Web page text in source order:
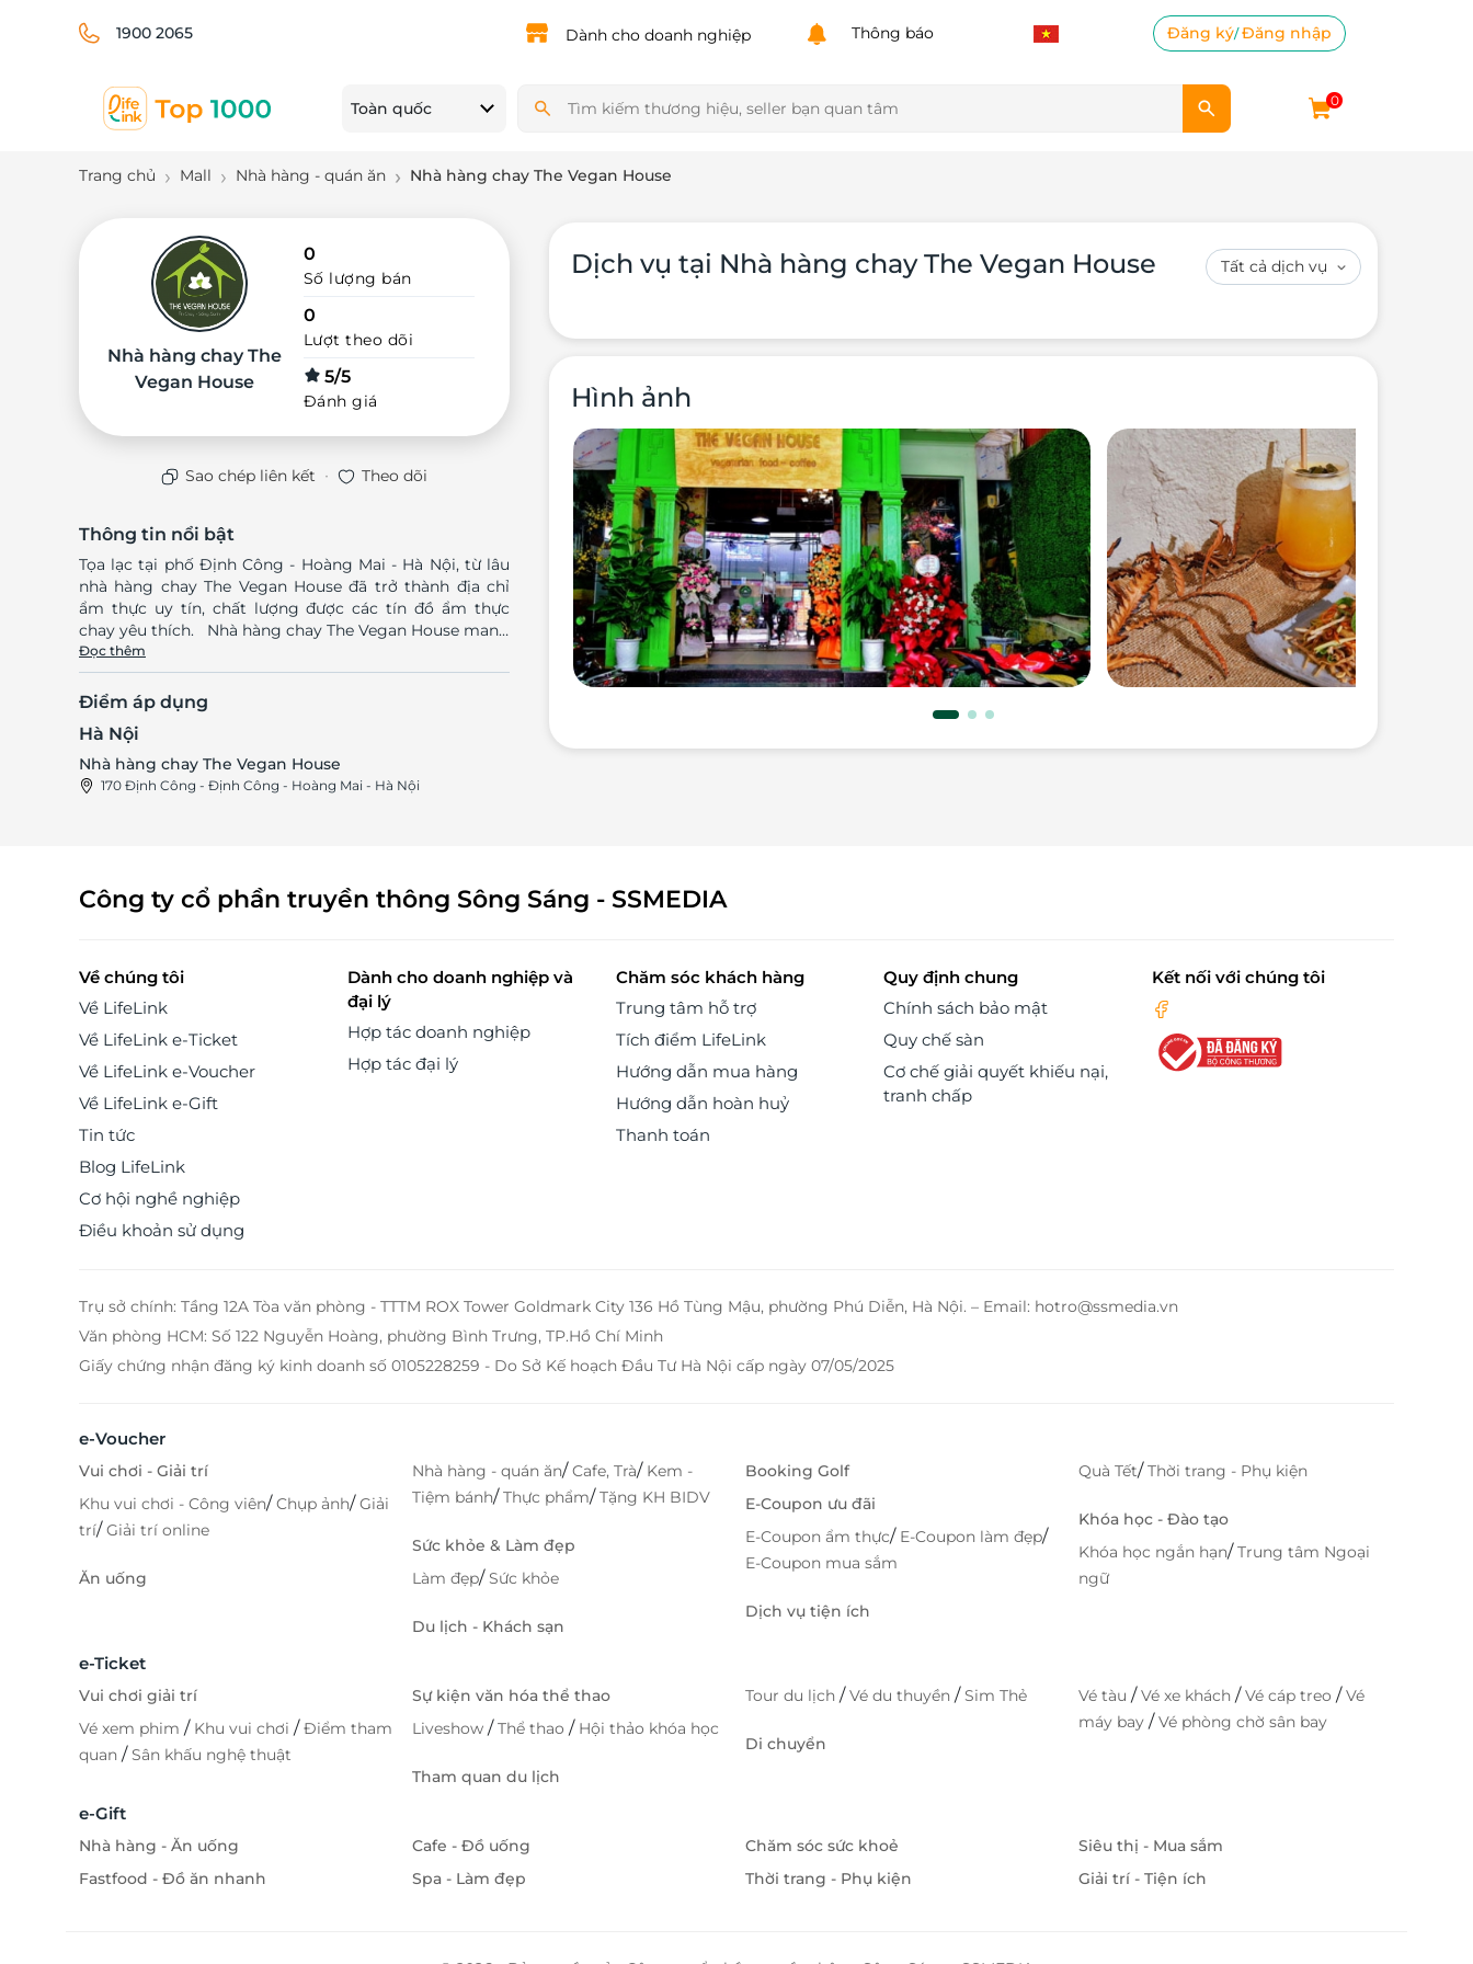
1900 2065 Dành cho doanh nghiệp Thông báo Đăng ký/Đăng nhập
Toàn quốc 0
Trang chủ Mall Nhà hàng - quán ăn Nhà hàng chay The Vegan House
Nhà hàng chay The
Vegan House
0
Số lượng bán
0
Lượt theo dõi
5/5
Đánh giá
Sao chép liên kết · Theo dõi
Thông tin nổi bật
Tọa lạc tại phố Định Công - Hoàng Mai - Hà Nội, từ lâu
nhà hàng chay The Vegan House đã trở thành địa chỉ
ẩm thực uy tín, chất lượng được các tín đồ ẩm thực
chay yêu thích. Nhà hàng chay The Vegan House mang
đến trải nghiệm ẩm thực chay phong phú, đa dạng với
các món từ khai vị, món chính, tráng miệng... được chế
biến độc đáo, theo phong cách riêng biệt, ấn tượng.
Nguyên liệu chế biến được The Vegan House lựa chọn
khắt khe, đảm bảo vệ sinh an toàn thực phẩm giúp thực
khách hoàn toàn yên tâm thưởng thức. Sở hữu không
gian xanh được thiết kế tinh tế cùng đội ngũ nhân viên
Đọc thêm
Điểm áp dụng
Hà Nội
Nhà hàng chay The Vegan House
170 Định Công - Định Công - Hoàng Mai - Hà Nội
Dịch vụ tại Nhà hàng chay The Vegan House
Hình ảnh
Công ty cổ phần truyền thông Sông Sáng - SSMEDIA
Về chúng tôi
Về LifeLink
Về LifeLink e-Ticket
Về LifeLink e-Voucher
Về LifeLink e-Gift
Tin tức
Blog LifeLink
Cơ hội nghề nghiệp
Điều khoản sử dụng
Dành cho doanh nghiệp và
đại lý
Hợp tác doanh nghiệp
Hợp tác đại lý
Chăm sóc khách hàng
Trung tâm hỗ trợ
Tích điểm LifeLink
Hướng dẫn mua hàng
Hướng dẫn hoàn huỷ
Thanh toán
Quy định chung
Chính sách bảo mật
Quy chế sàn
Cơ chế giải quyết khiếu nại,
tranh chấp
Kết nối với chúng tôi
Trụ sở chính: Tầng 12A Tòa văn phòng - TTTM ROX Tower Goldmark City 136 Hồ Tùng Mậu, phường Phú Diễn, Hà Nội. – Email: hotro@ssmedia.vn
Văn phòng HCM: Số 122 Nguyễn Hoàng, phường Bình Trưng, TP.Hồ Chí Minh
Giấy chứng nhận đăng ký kinh doanh số 0105228259 - Do Sở Kế hoạch Đầu Tư Hà Nội cấp ngày 07/05/2025
e-Voucher
Vui chơi - Giải trí
Khu vui chơi - Công viên/Chụp ảnh/Giải
trí/Giải trí online
Ăn uống
Nhà hàng - quán ăn/Cafe, Trà/ Kem -
Tiệm bánh/Thực phẩm/Tặng KH BIDV
Sức khỏe & Làm đẹp
Làm đẹp/Sức khỏe
Du lịch - Khách sạn
Booking Golf
E-Coupon ưu đãi
E-Coupon ẩm thực/ E-Coupon làm đẹp/
E-Coupon mua sắm
Dịch vụ tiện ích
Quà Tết/Thời trang - Phụ kiện
Khóa học - Đào tạo
Khóa học ngắn hạn/Trung tâm Ngoại
ngữ
e-Ticket
Vui chơi giải trí
Vé xem phim / Khu vui chơi /Điểm tham
quan /Sân khấu nghệ thuật
Sự kiện văn hóa thể thao
Liveshow /Thể thao / Hội thảo khóa học
Tham quan du lịch
Tour du lịch /Vé du thuyền /Sim Thẻ
Di chuyển
Vé tàu /Vé xe khách /Vé cáp treo /Vé
máy bay /Vé phòng chờ sân bay
e-Gift
Nhà hàng - Ăn uống
Fastfood - Đồ ăn nhanh
Cafe - Đồ uống
Spa - Làm đẹp
Chăm sóc sức khoẻ
Thời trang - Phụ kiện
Siêu thị - Mua sắm
Giải trí - Tiện ích